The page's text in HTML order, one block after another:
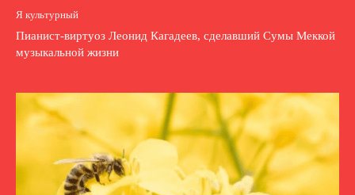
Я культурный
Пианист-виртуоз Леонид Кагадеев, сделавший Сумы Меккой
музыкальной жизни